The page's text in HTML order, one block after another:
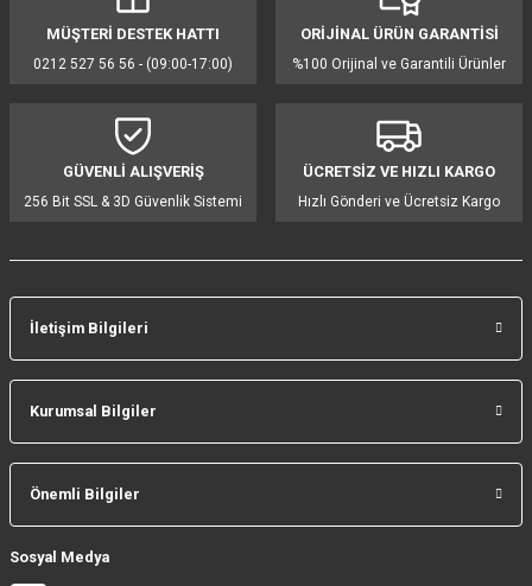
MÜŞTERİ DESTEK HATTI
0212 527 56 56 - (09:00-17:00)
ORİJİNAL ÜRÜN GARANTİSİ
%100 Orijinal ve Garantili Ürünler
GÜVENLİ ALIŞVERİŞ
256 Bit SSL & 3D Güvenlik Sistemi
ÜCRETSİZ VE HIZLI KARGO
Hızlı Gönderi ve Ücretsiz Kargo
İletişim Bilgileri
Kurumsal Bilgiler
Önemli Bilgiler
Sosyal Medya